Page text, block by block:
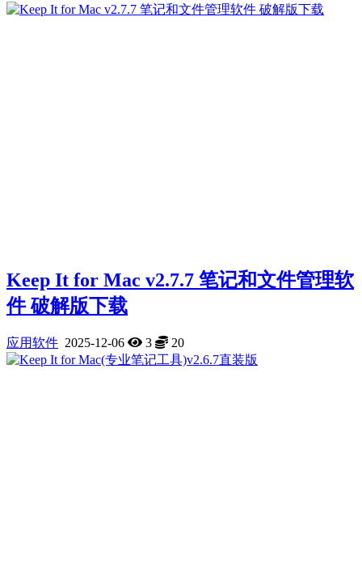
Keep It for Mac v2.7.7 笔记和文件管理软
件 破解版下载
应用软件 2025-12-06 3 20